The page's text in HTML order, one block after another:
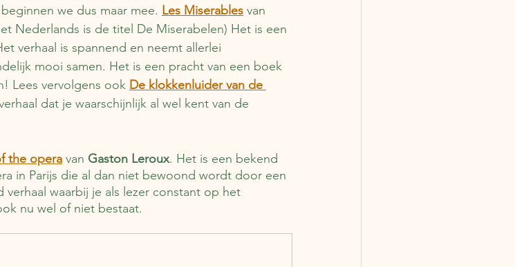
we dus maar mee. Les Miserables van
Nederlands is de titel De Miserabelen) Het is een
verhaal is spannend en neemt allerlei
mooi samen. Het is een pracht van een boek
Lees vervolgens ook De klokkenluider van de
dat je waarschijnlijk al wel kent van de
the opera van Gaston Leroux. Het is een bekend
in Parijs die al dan niet bewoond wordt door een
waarbij je als lezer constant op het
nu wel of niet bestaat.